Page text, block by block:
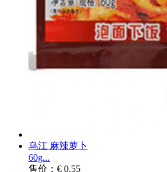
乌江 麻辣萝卜
60g...
售价：€ 0.55